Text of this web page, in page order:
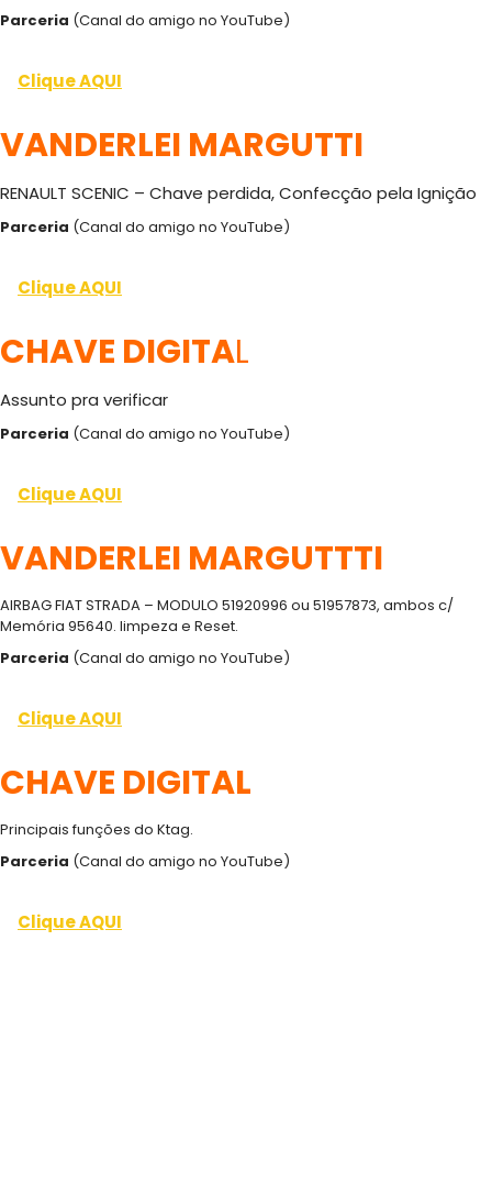
Parceria (Canal do amigo no YouTube)
Clique AQUI
VANDERLEI MARGUTTI
RENAULT SCENIC – Chave perdida, Confecção pela Ignição
Parceria (Canal do amigo no YouTube)
Clique AQUI
CHAVE DIGITAL
Assunto pra verificar
Parceria (Canal do amigo no YouTube)
Clique AQUI
VANDERLEI MARGUTTTI
AIRBAG FIAT STRADA – MODULO 51920996 ou 51957873, ambos c/
Memória 95640. limpeza e Reset.
Parceria (Canal do amigo no YouTube)
Clique AQUI
CHAVE DIGITAL
Principais funções do Ktag.
Parceria (Canal do amigo no YouTube)
Clique AQUI